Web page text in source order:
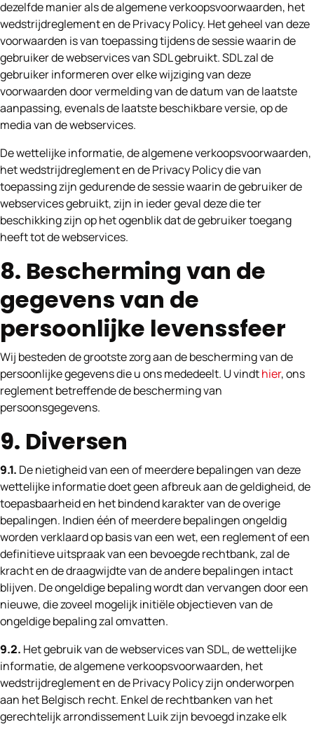
dezelfde manier als de algemene verkoopsvoorwaarden, het
wedstrijdreglement en de Privacy Policy. Het geheel van deze
voorwaarden is van toepassing tijdens de sessie waarin de
gebruiker de webservices van SDL gebruikt. SDL zal de
gebruiker informeren over elke wijziging van deze
voorwaarden door vermelding van de datum van de laatste
aanpassing, evenals de laatste beschikbare versie, op de
media van de webservices.
De wettelijke informatie, de algemene verkoopsvoorwaarden,
het wedstrijdreglement en de Privacy Policy die van
toepassing zijn gedurende de sessie waarin de gebruiker de
webservices gebruikt, zijn in ieder geval deze die ter
beschikking zijn op het ogenblik dat de gebruiker toegang
heeft tot de webservices.
8. Bescherming van de
gegevens van de
persoonlijke levenssfeer
Wij besteden de grootste zorg aan de bescherming van de
persoonlijke gegevens die u ons mededeelt. U vindthier, ons
reglement betreffende de bescherming van
persoonsgegevens.
9. Diversen
9.1. De nietigheid van een of meerdere bepalingen van deze
wettelijke informatie doet geen afbreuk aan de geldigheid, de
toepasbaarheid en het bindend karakter van de overige
bepalingen. Indien één of meerdere bepalingen ongeldig
worden verklaard op basis van een wet, een reglement of een
definitieve uitspraak van een bevoegde rechtbank, zal de
kracht en de draagwijdte van de andere bepalingen intact
blijven. De ongeldige bepaling wordt dan vervangen door een
nieuwe, die zoveel mogelijk initiële objectieven van de
ongeldige bepaling zal omvatten.
9.2. Het gebruik van de webservices van SDL, de wettelijke
informatie, de algemene verkoopsvoorwaarden, het
wedstrijdreglement en de Privacy Policy zijn onderworpen
aan het Belgisch recht. Enkel de rechtbanken van het
gerechtelijk arrondissement Luik zijn bevoegd inzake elk